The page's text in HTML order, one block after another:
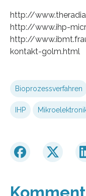
http://
http://www.ihp-
http://
kontakt-golm.html
Bioprozessverfahren
IHP